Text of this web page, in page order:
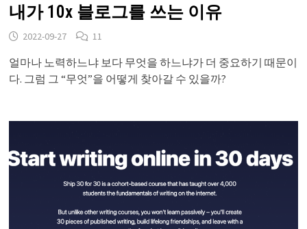
내가 10x 블로그를 쓰는 이유
2022-09-27 11
얼마나 노력하느냐 보다 무엇을 하느냐가 더 중요하기 때문이
다. 그럼 그 “무엇”을 어떻게 찾아갈 수 있을까?